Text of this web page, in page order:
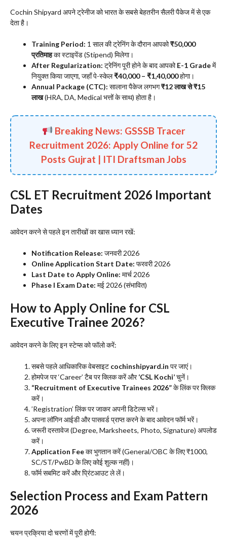
​Cochin Shipyard अपने ट्रेनीज को भारत के सबसे बेहतरीन सैलरी पैकेज में से एक
देता है।
Training Period: 1 साल की ट्रेनिंग के दौरान आपको₹50,000
प्रतिमाहका स्टाइपेंड (Stipend) मिलेगा।
After Regularization: ट्रेनिंग पूरी होने के बाद आपकोE-1 Gradeमें
नियुक्त किया जाएगा, जहाँ पे-स्केल₹40,000 – ₹1,40,000होगा।
Annual Package (CTC): सालाना पैकेज लगभग₹12 लाख से ₹15
लाख(HRA, DA, Medical भत्तों के साथ) होता है।
Breaking News: GSSSB Tracer
Recruitment 2026: Apply Online for 52
Posts Gujrat | ITI Draftsman Jobs
​CSL ET Recruitment 2026 Important
Dates
​आवेदन करने से पहले इन तारीखों का खास ध्यान रखें:
Notification Release: जनवरी 2026
Online Application Start Date: फरवरी 2026
Last Date to Apply Online: मार्च 2026
Phase I Exam Date: मई 2026 (संभावित)
​How to Apply Online for CSL
Executive Trainee 2026?
​आवेदन करने के लिए इन स्टेप्स को फॉलो करें:
​सबसे पहले आधिकारिक वेबसाइट cochinshipyard.in पर जाएं।
​होमपेज पर ‘Career’ टैब पर क्लिक करें और‘CSL Kochi’चुनें।
“Recruitment of Executive Trainees 2026”के लिंक पर क्लिक
करें।
​’Registration’ लिंक पर जाकर अपनी डिटेल्स भरें।
​अपना लॉगिन आईडी और पासवर्ड प्राप्त करने के बाद आवेदन फॉर्म भरें।
​जरूरी दस्तावेज (Degree, Marksheets, Photo, Signature) अपलोड
करें।
Application Feeका भुगतान करें (General/OBC के लिए ₹1000,
SC/ST/PwBD के लिए कोई शुल्क नहीं)।
​फॉर्म सबमिट करें और प्रिंटआउट ले लें।
Selection Process and Exam Pattern
2026
​चयन प्रक्रिया दो चरणों में पूरी होगी: